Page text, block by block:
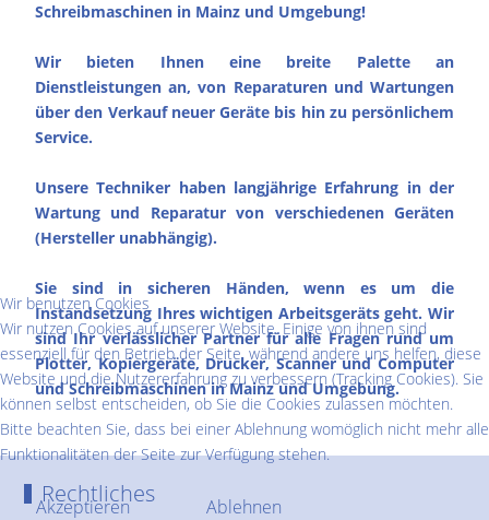
Schreibmaschinen in Mainz und Umgebung!
Wir bieten Ihnen eine breite Palette an
Dienstleistungen an, von Reparaturen und Wartungen
über den Verkauf neuer Geräte bis hin zu persönlichem
Service.
Unsere Techniker haben langjährige Erfahrung in der
Wartung und Reparatur von verschiedenen Geräten
(Hersteller unabhängig).
Sie sind in sicheren Händen, wenn es um die
Instandsetzung Ihres wichtigen Arbeitsgeräts geht. Wir
sind Ihr verlässlicher Partner für alle Fragen rund um
Plotter, Kopiergeräte, Drucker, Scanner und Computer
und Schreibmaschinen in Mainz und Umgebung.
Rechtliches
Wir benutzen Cookies
Wir nutzen Cookies auf unserer Website. Einige von ihnen sind
essenziell für den Betrieb der Seite, während andere uns helfen, diese
Website und die Nutzererfahrung zu verbessern (Tracking Cookies). Sie
können selbst entscheiden, ob Sie die Cookies zulassen möchten.
Bitte beachten Sie, dass bei einer Ablehnung womöglich nicht mehr alle
Funktionalitäten der Seite zur Verfügung stehen.
Akzeptieren Ablehnen